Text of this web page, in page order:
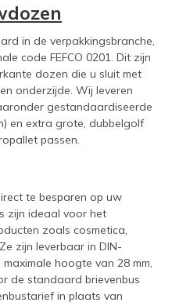
in de verpakkingsbranche,
code FEFCO 0201. Dit zijn
dozen die u sluit met
onderzijde. Wij leveren
gestandaardiseerde
en extra grote, dubbelgolf
passen.
te besparen op uw
zijn ideaal voor het
zoals cosmetica,
zijn leverbaar in DIN-
hoogte van 28 mm,
de standaard brievenbus
in plaats van